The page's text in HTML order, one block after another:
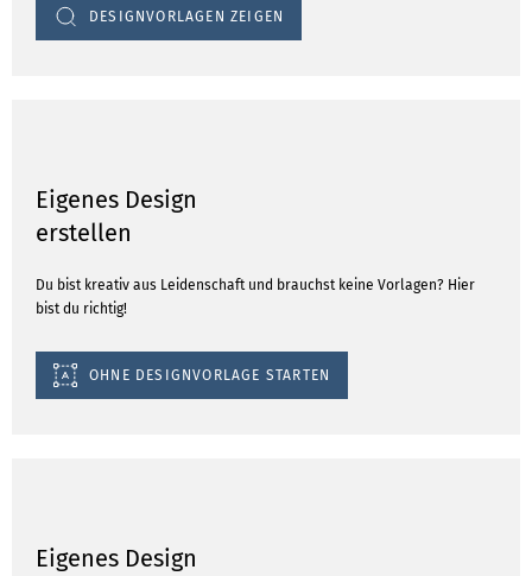
DESIGNVORLAGEN ZEIGEN
Eigenes Design
erstellen
Du bist kreativ aus Leidenschaft und brauchst keine Vorlagen? Hier
bist du richtig!
OHNE DESIGNVORLAGE STARTEN
Eigenes Design